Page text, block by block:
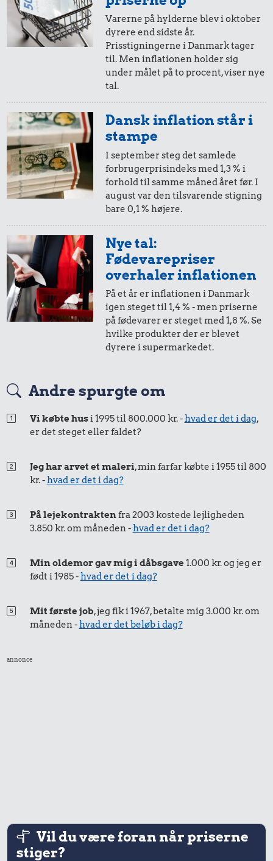
1 dåse suppe
31 kr.
200 g
chokolade
1,64 kr.
Bakke jordbær 0,67 kr.
rødbeder
5.371 kr.
Rolex-ur
2,56 kr.
15 kr.
flæskesvær
Flybillet,
København-
0,51 kr.
2,81 kr.
10 øre
i 1951
= 2,-
i dag
0,99,-
Varerne på hylderne blev i oktober
dyrere end sidste år.
Prisstigningerne i Danmark tager
til. Men inflationen holder sig
under målet på to procent, viser nye
tal.
Dansk inflation står i
stampe
I september steg det samlede
forbrugerprisindeks med 1,3 % i
forhold til samme måned året før. I
august var den tilsvarende stigning
bare 0,1 % højere.
Nye tal:
Fødevarepriser
overhaler inflationen
På et år er inflationen i Danmark
igen steget til 1,4 % - men priserne
på fødevarer er steget med 1,8 %. Se
hvilke produkter der er blevet
dyrere i supermarkedet.
Andre spurgte om
Vi købte husi 1995 til 800.000 kr. -hvad er det i dag,
er det steget eller faldet?
Jeg har arvet et maleri, min farfar købte i 1955 til 800
kr. -hvad er det i dag?
På lejekontraktenfra 2003 kostede lejligheden
3.850 kr. om måneden -hvad er det i dag?
Min oldemor gav mig i dåbsgave1.000 kr. og jeg er
født i 1985 -hvad er det i dag?
Mit første job, jeg fik i 1967, betalte mig 3.000 kr. om
måneden -hvad er det beløb i dag?
annonce
Vil du være foran når priserne
stiger?